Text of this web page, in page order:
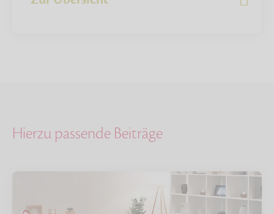
Hierzu passende Beiträge